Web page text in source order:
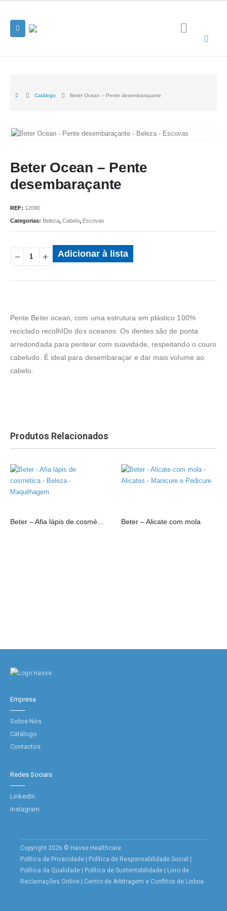
Catálogo Beter Ocean – Pente desembaraçante
Beter Ocean – Pente
desembaraçante
REF: 12090
Categorias: Beleza, Cabelo, Escovas
Adicionar à lista
Pente Beter ocean, com uma estrutura em plástico 100%
reciclado recolhIDo dos oceanos. Os dentes são de ponta
arredondada para pentear com suavidade, respeitando o couro
cabeludo. É ideal para desembaraçar e dar mais volume ao
cabelo.
Produtos Relacionados
Beter – Alicate com mola
Empresa
Sobre Nós
Catálogo
Contactos
Redes Sociais
LinkedIn
Instagram
Copyright 2026 © Hasse Healthcare
Política de Privacidade
Política de Responsabilidade Social
Política da Qualidade
Política de Sustentabilidade
Livro de
Reclamações Online
Centro de Arbitragem e Conflitos de Lisboa